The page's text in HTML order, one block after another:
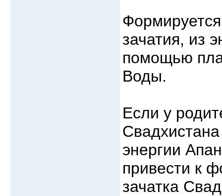
зачатия, из
помощью
Воды.
Если у
энергии
привести к
зачатка